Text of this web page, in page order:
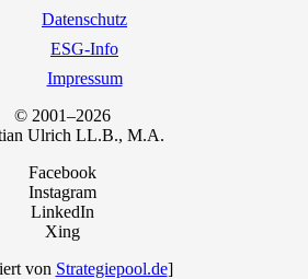
Daten­schutz
ESG-Info
Impres­sum
© 2001–2026
Ulrich LL.B., M.A.
Facebook
Instagram
LinkedIn
Xing
von Strategiepool.de]